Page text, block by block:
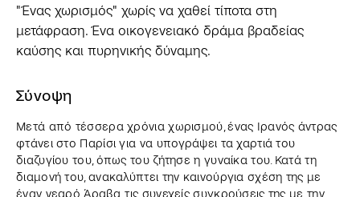
"Ένας χωρισμός" χωρίς να χαθεί τίποτα στη
μετάφραση. Ένα οικογενειακό δράμα βραδείας
καύσης και πυρηνικής δύναμης.
Σύνοψη
Mετά από τέσσερα χρόνια χωρισμού, ένας Ιρανός άντρας
φτάνει στο Παρίσι για να υπογράψει τα χαρτιά του
διαζυγίου του, όπως του ζήτησε η γυναίκα του. Κατά τη
διαμονή του, ανακαλύπτει την καινούργια σχέση της με
έναν νεαρό Άραβα, τις συνεχείς συγκρούσεις της με την